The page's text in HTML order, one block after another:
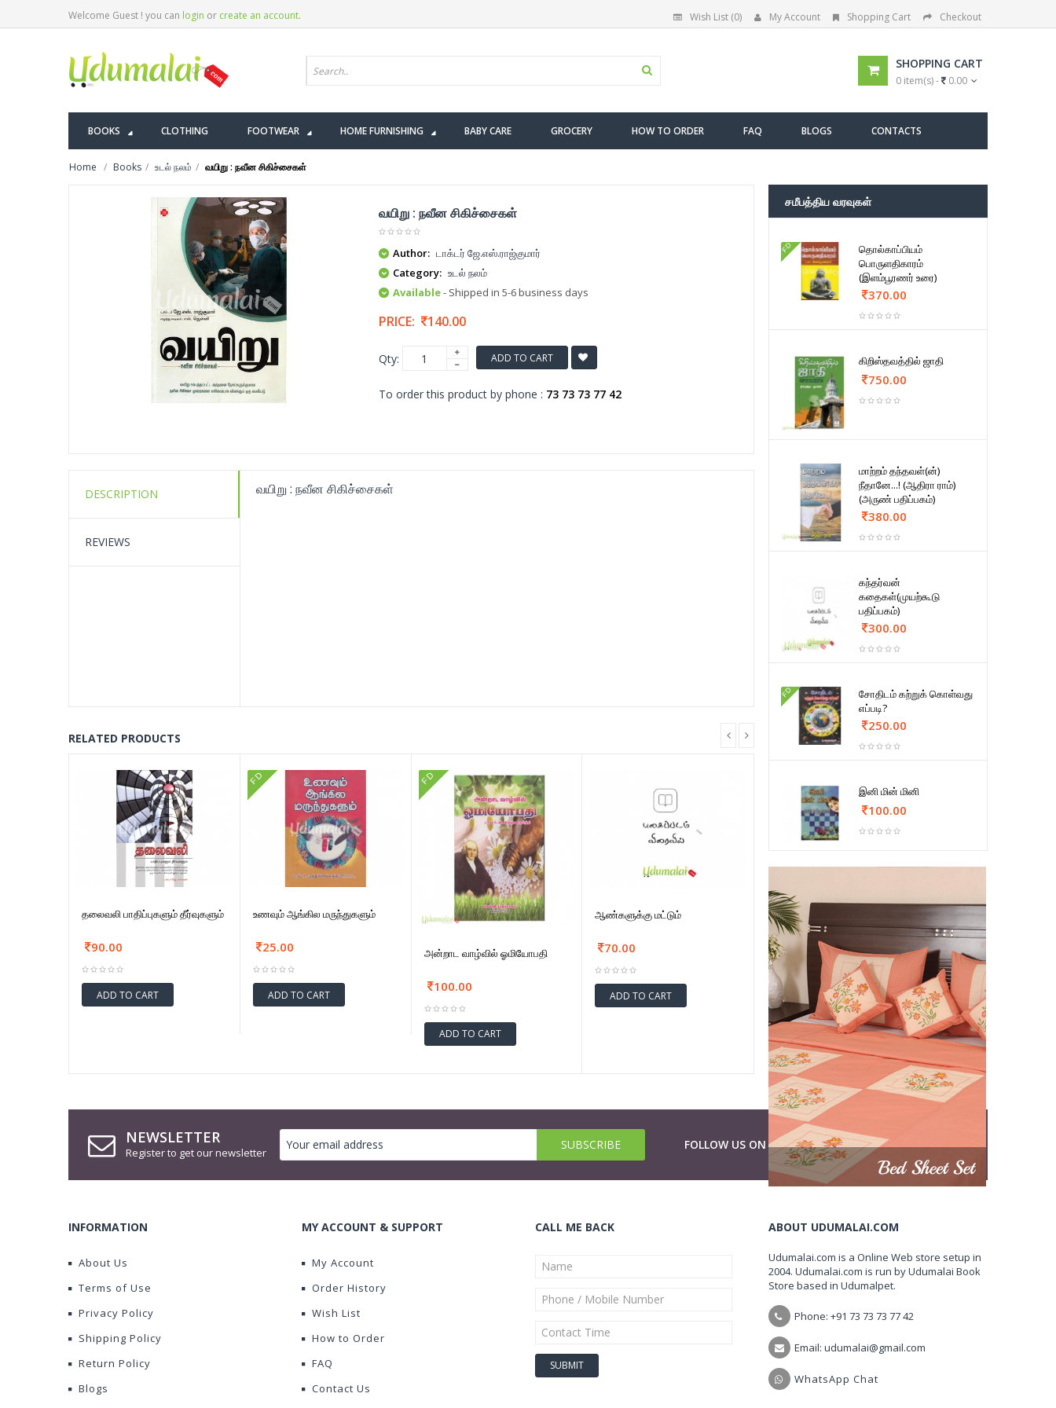
Welcome Guest ! you can login or create an account. Wish List (0) My Account Shopping Cart Checkout
SHOPPING CART
0 item(s) - 0.00
BOOKS CLOTHING FOOTWEAR HOME FURNISHING BABY CARE GROCERY HOW TO ORDER FAQ BLOGS CONTACTS
Home Books உடல் நலம் வயிறு : நவீன சிகிச்சைகள்
வயிறு : நவீன சிகிச்சைகள்
Author: டாக்டர் ஜே.எஸ்.ராஜ்குமார்
Category: உடல் நலம்
Available- Shipped in 5-6 business days
PRICE: 140.00
Qty: ADD TO CART
To order this product by phone : 73 73 73 77 42
DESCRIPTION
REVIEWS
வயிறு : நவீன சிகிச்சைகள்
RELATED PRODUCTS
தலைவலி பாதிப்புகளும் தீர்வுகளும்
90.00
ADD TO CART
FD
உணவும் ஆங்கில மருந்துகளும்
25.00
ADD TO CART
FD
அன்றாட வாழ்வில் ஓமியோபதி
100.00
ADD TO CART
ஆண்களுக்கு மட்டும்
70.00
ADD TO CART
சமீபத்திய வரவுகள்
FD
தொல்காப்பியம்
பொருளதிகாரம்
(இளம்பூரணர் உரை)
370.00
கிறிஸ்தவத்தில் ஜாதி
750.00
மாற்றம் தந்தவள்(ன்)
நீதானே...! (ஆதிரா ராம்)
(அருண் பதிப்பகம்)
380.00
கந்தர்வன்
கதைகள்(முயற்கூடு
பதிப்பகம்)
300.00
FD
சோதிடம் கற்றுக் கொள்வது
எப்படி?
250.00
இனி மின் மினி
100.00
NEWSLETTER
Register to get our newsletter
FOLLOW US ON
INFORMATION
About Us
Terms of Use
Privacy Policy
Shipping Policy
Return Policy
Blogs
MY ACCOUNT & SUPPORT
My Account
Order History
Wish List
How to Order
FAQ
Contact Us
CALL ME BACK ABOUT UDUMALAI.COM
Udumalai.com is a Online Web store setup in
2004. Udumalai.com is run by Udumalai Book
Store based in Udumalpet.
Phone: +91 73 73 73 77 42
Email: udumalai@gmail.com
WhatsApp Chat